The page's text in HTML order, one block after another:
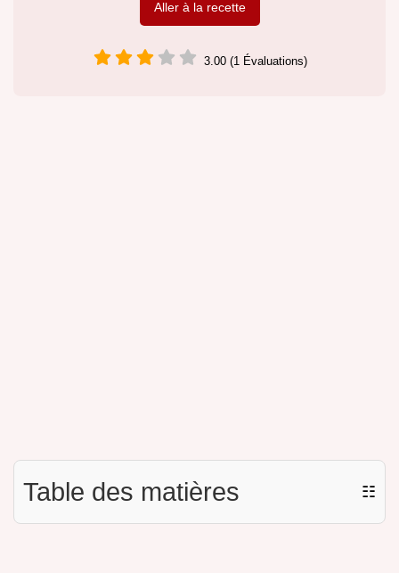
Aller à la recette
3.00 (1 Évaluations)
Table des matières ☷